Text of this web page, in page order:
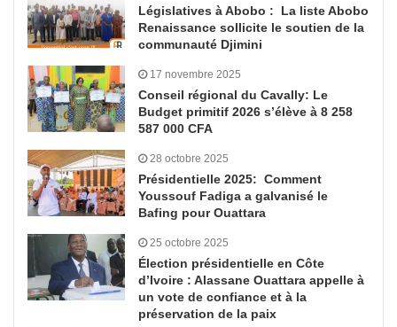
Législatives à Abobo : La liste Abobo
Renaissance sollicite le soutien de la
communauté Djimini
17 novembre 2025
Conseil régional du Cavally: Le
Budget primitif 2026 s’élève à 8 258
587 000 CFA
28 octobre 2025
Présidentielle 2025: Comment
Youssouf Fadiga a galvanisé le
Bafing pour Ouattara
25 octobre 2025
Élection présidentielle en Côte
d’Ivoire : Alassane Ouattara appelle à
un vote de confiance et à la
préservation de la paix